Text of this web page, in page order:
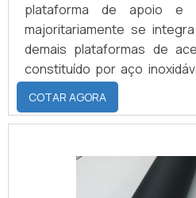
plataforma de apoio e
majoritariamente se
demais plataformas de
constituído por aço
de aço é caracterizado
intempéries da maneira
positiva possível.Embora
instalação do equipamento
internas ou externas de
COTAR AGORA